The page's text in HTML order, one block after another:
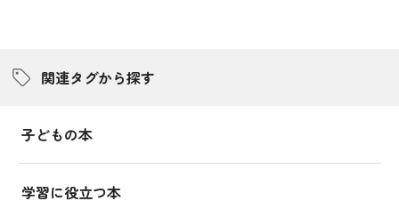
関連タグから探す
子どもの本
学習に役立つ本